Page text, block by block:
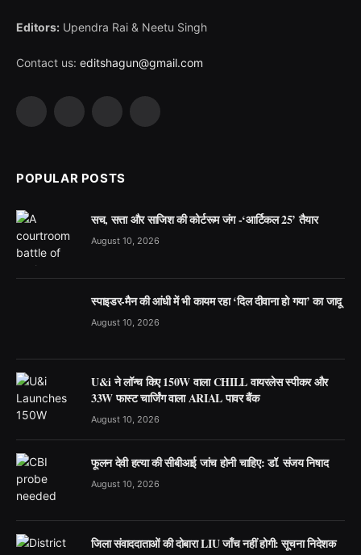
Editors: Upendra Rai & Neetu Singh
Contact us: editshagun@gmail.com
Facebook LinkedIn WhatsApp
POPULAR POSTS
सच, सत्ता और साजिश की कोर्टरूम जंग -‘आर्टिकल 25’ तैयार
August 10, 2026
स्पाइडर-मैन की आंधी में भी कायम रहा ‘दिल दीवाना हो गया’ का जादू
August 10, 2026
U&i ने लॉन्च किए 150W वाला CHILL वायरलेस स्पीकर और
33W फास्ट चार्जिंग वाला ARIAL पावर बैंक
August 10, 2026
फूलन देवी हत्या की सीबीआई जांच होनी चाहिए: डॉ. संजय निषाद
August 10, 2026
जिला संवाददाताओं की दोबारा LIU जाँच नहीं होगी: सूचना निदेशक